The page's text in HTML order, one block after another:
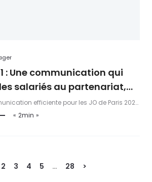
: Une communication qui
salariés au partenariat,
et Paris 2024
efficiente pour les JO de Paris 2024
les salariés : ArcelorMittal France.
2min
2 3 4 5 … 28 >